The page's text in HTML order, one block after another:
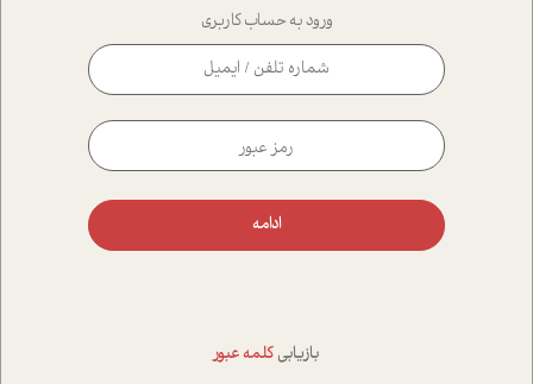
ورود به حساب کاربری
ادامه
بازیابی کلمه عبور